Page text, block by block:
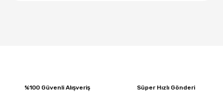
%100 Güvenli Alışveriş Süper Hızlı Gönderi